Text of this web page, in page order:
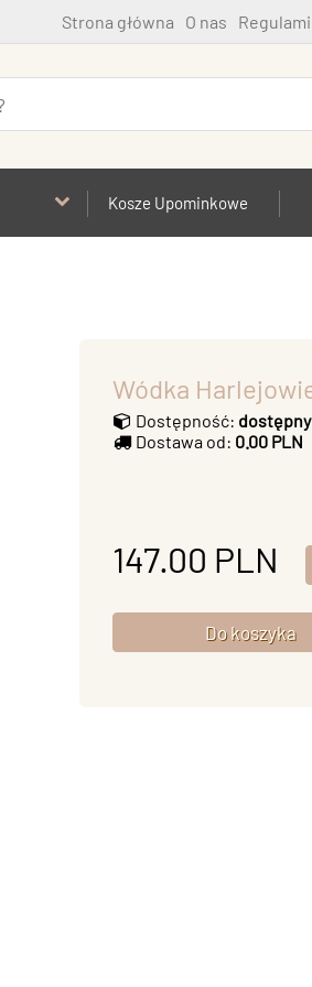
Strona główna O nas
Kosze Upominkowe
Wódka
Dostępność: dostępny
Dostawa od: 0.00 PLN
147.00 PLN